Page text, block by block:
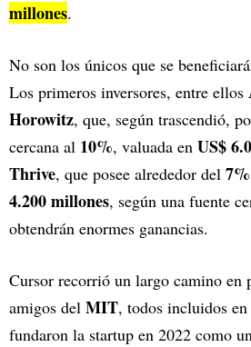
millones.
No son los únicos que se
Los primeros inversores, entre ellos
Horowitz, que, según trascendió,
cercana al 10%, valuada en US$
Thrive, que posee alrededor del 7%
4.200 millones, según una fuente
obtendrán enormes ganancias.
Cursor recorrió un largo camino en
amigos del MIT, todos incluidos
fundaron la startup en 2022 como